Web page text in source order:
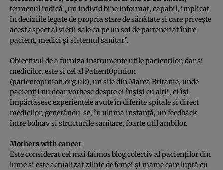
termenul indică „un individ bine informat, capabil, implicat
în deciziile legate de propria stare de sănătate şi care priveşte
acest aspect al vieţii sale ca pe un soi de parteneriat între
pacient, medici şi sistemul sanitar”.
Obiectivul de a furniza instrumente utile pacienţilor, dar şi
medicilor, este şi cel al PatientOpinion
(patientopinion.org.uk), un site din Marea Britanie, unde
pacienţii nu doar vorbesc despre ei înşişi cu alţii, ci îşi
împărtăşesc experienţele avute în diferite spitale şi direct
medicilor, generându-se, în ultima instanţă, un feedback
între bolnav şi structurile sanitare, foarte util ambilor.
Mothers with cancer
Este considerat cel mai faimos blog colectiv al pacienţilor din
lume şi este actualizat zilnic de femei şi mame care luptă cu